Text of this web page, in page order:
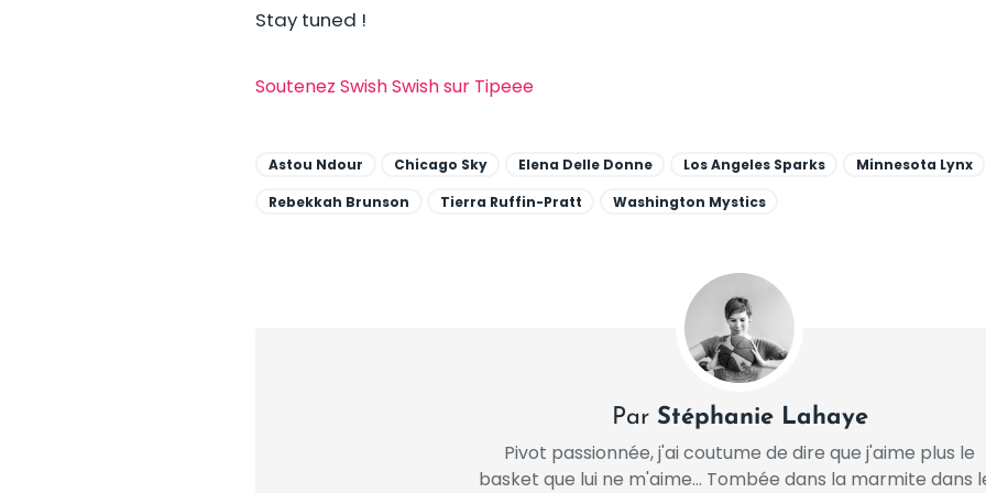
Stay tuned !
Astou Ndour Chicago Sky Elena Delle Donne Los Angeles Sparks
Minnesota Lynx
Rebekkah Brunson
Tierra Ruffin-Pratt Washington Mystics
Par Stéphanie Lahaye
Pivot passionnée, j'ai coutume de dire que j'aime plus le
basket que lui ne m'aime... Tombée dans la marmite dans
Soutenez Swish Swish sur Tipeee